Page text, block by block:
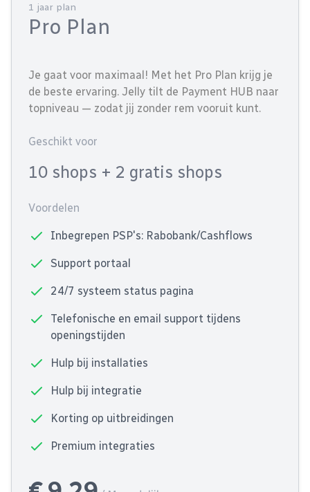
1 jaar plan
Pro Plan
Je gaat voor maximaal! Met het Pro Plan krijg je
de beste ervaring. Jelly tilt de Payment HUB naar
topniveau — zodat jij zonder rem vooruit kunt.
Geschikt voor
10 shops + 2 gratis shops
Voordelen
Inbegrepen PSP's: Rabobank/Cashflows
Support portaal
24/7 systeem status pagina
Telefonische en email support tijdens
openingstijden
Hulp bij installaties
Hulp bij integratie
Korting op uitbreidingen
Premium integraties